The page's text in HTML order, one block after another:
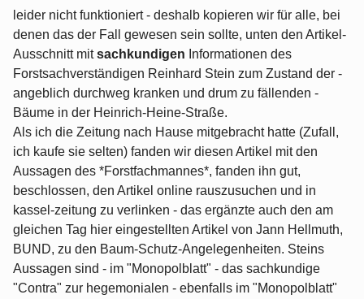
leider nicht funktioniert - deshalb kopieren wir für alle, bei
denen das der Fall gewesen sein sollte, unten den Artikel-
Ausschnitt mitsachkundigen Informationen des
Forstsachverständigen Reinhard Stein zum Zustand der -
angeblich durchweg kranken und drum zu fällenden -
Bäume in der Heinrich-Heine-Straße.
Als ich die Zeitung nach Hause mitgebracht hatte (Zufall,
ich kaufe sie selten) fanden wir diesen Artikel mit den
Aussagen des *Forstfachmannes*, fanden ihn gut,
beschlossen, den Artikel online rauszusuchen und in
kassel-zeitung zu verlinken - das ergänzte auch den am
gleichen Tag hier eingestellten Artikel von Jann Hellmuth,
BUND, zu den Baum-Schutz-Angelegenheiten. Steins
Aussagen sind - im "Monopolblatt" - das sachkundige
"Contra" zur hegemonialen - ebenfalls im "Monopolblatt"